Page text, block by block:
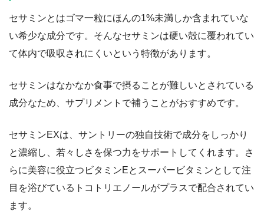
セサミンとはゴマ一粒にほんの1%未満しか含まれていな
い希少な成分です。そんなセサミンは硬い殻に覆われてい
て体内で吸収されにくいという特徴があります。
セサミンはなかなか食事で摂ることが難しいとされている
成分なため、サプリメントで補うことがおすすめです。
セサミンEXは、サントリーの独自技術で成分をしっかり
と濃縮し、若々しさを保つ力をサポートしてくれます。さ
らに美容に役立つビタミンEとスーパービタミンとして注
目を浴びているトコトリエノールがプラスで配合されてい
ます。